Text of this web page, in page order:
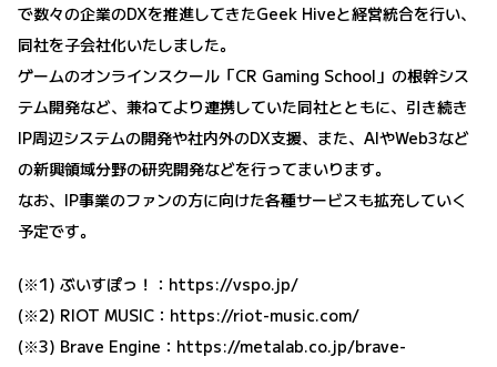
で数々の企業のDXを推進してきたGeek Hiveと経営統合を行い、
同社を子会社化いたしました。
ゲームのオンラインスクール「CR Gaming School」の根幹シス
テム開発など、兼ねてより連携していた同社とともに、引き続き
IP周辺システムの開発や社内外のDX支援、また、AIやWeb3など
の新興領域分野の研究開発などを行ってまいります。
なお、IP事業のファンの方に向けた各種サービスも拡充していく
予定です。
(※1) ぶいすぽっ！： https://vspo.jp/
(※2) RIOT MUSIC： https://riot-music.com/
(※3) Brave Engine： https://metalab.co.jp/brave-